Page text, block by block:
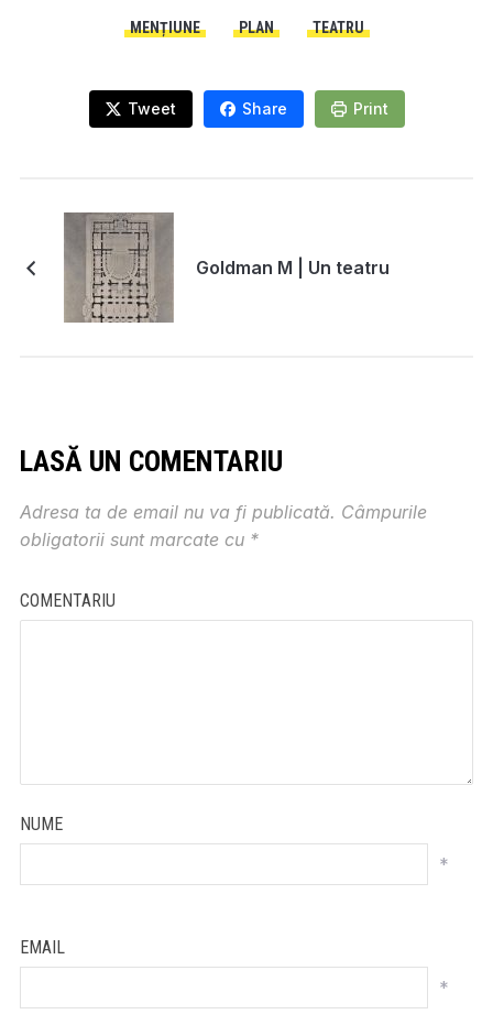
MENȚIUNE PLAN TEATRU
Tweet Share Print
Goldman M | Un teatru
LASĂ UN COMENTARIU
Adresa ta de email nu va fi publicată. Câmpurile
obligatorii sunt marcate cu *
COMENTARIU
NUME
*
EMAIL
*